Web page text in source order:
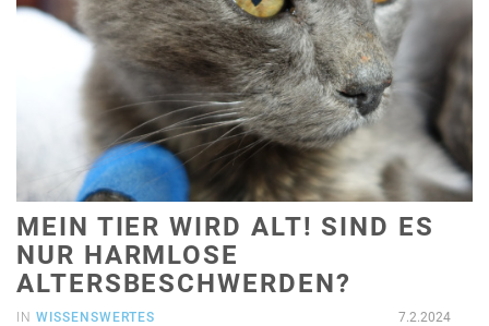
MEIN TIER WIRD ALT! SIND ES
NUR HARMLOSE
ALTERSBESCHWERDEN?
IN WISSENSWERTES 7.2.2024